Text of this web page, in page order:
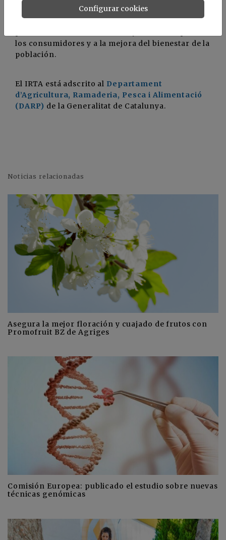
competitividad y desarrollo sostenible de los
sectores agrario, alimentario y acuícola, a la
los consumidores y a la mejora del bienestar de la
población.
El IRTA está adscrito al Departament
d’Agricultura, Ramaderia, Pesca i Alimentació
(DARP) de la Generalitat de Catalunya.
Noticias relacionadas
Asegura la mejor floración y cuajado de frutos con
Promofruit BZ de Agriges
Comisión Europea: publicado el estudio sobre nuevas
técnicas genómicas
Configurar cookies